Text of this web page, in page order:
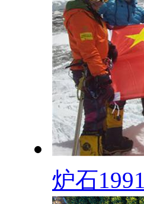
炉石1991